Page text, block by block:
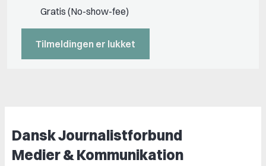
Gratis (No-show-fee)
Tilmeldingen er lukket
Dansk Journalistforbund
Medier & Kommunikation